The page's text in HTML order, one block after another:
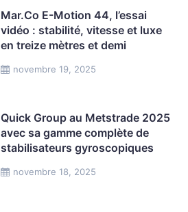
novembre 19, 2025
Mar.Co E-Motion 44, l’essai
vidéo : stabilité, vitesse et luxe
en treize mètres et demi
novembre 18, 2025
Quick Group au Metstrade 2025
avec sa gamme complète de
stabilisateurs gyroscopiques